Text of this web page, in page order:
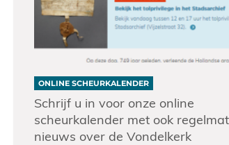
ONLINE SCHEURKALENDER
Schrijf u in voor onze online
scheurkalender met ook
nieuws over de Vondelkerk